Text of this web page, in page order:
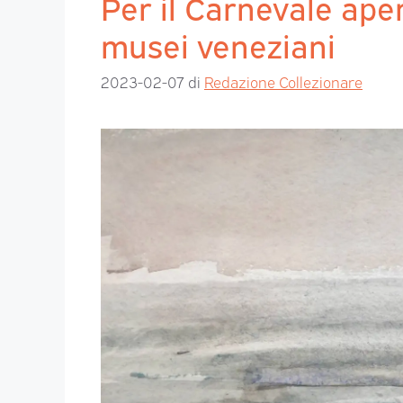
musei veneziani
2023-02-07 di Redazione Collezionare